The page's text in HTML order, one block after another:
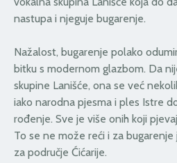
nastupa i njeguje bugarenje.
Nažalost, bugarenje polako
bitku s modernom glazbom. Da
skupine Lanišće, ona se već
iako narodna pjesma i ples Istre
rođenje. Sve je više onih koji
To se ne može reći i za
za područje Ćićarije.